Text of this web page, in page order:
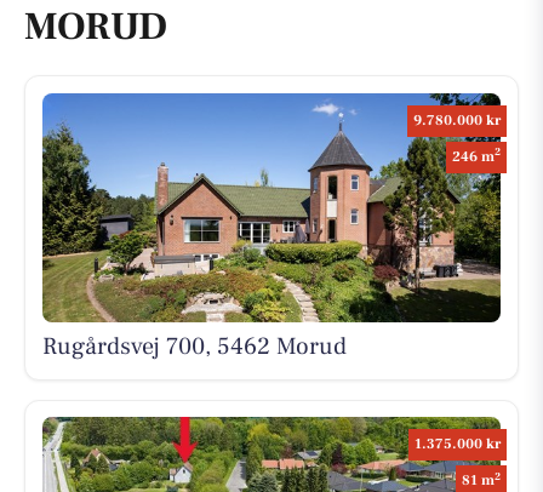
MORUD
9.780.000 kr
246 m2
Rugårdsvej 700, 5462 Morud
1.375.000 kr
81 m2